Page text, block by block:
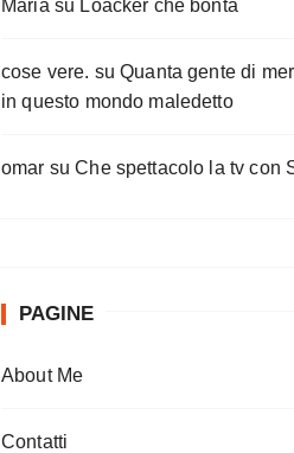
Maria su Loacker che bontà
cose vere. suQuanta gente di
in questo mondo maledetto
omar suChe spettacolo la tv con
PAGINE
About Me
Contatti